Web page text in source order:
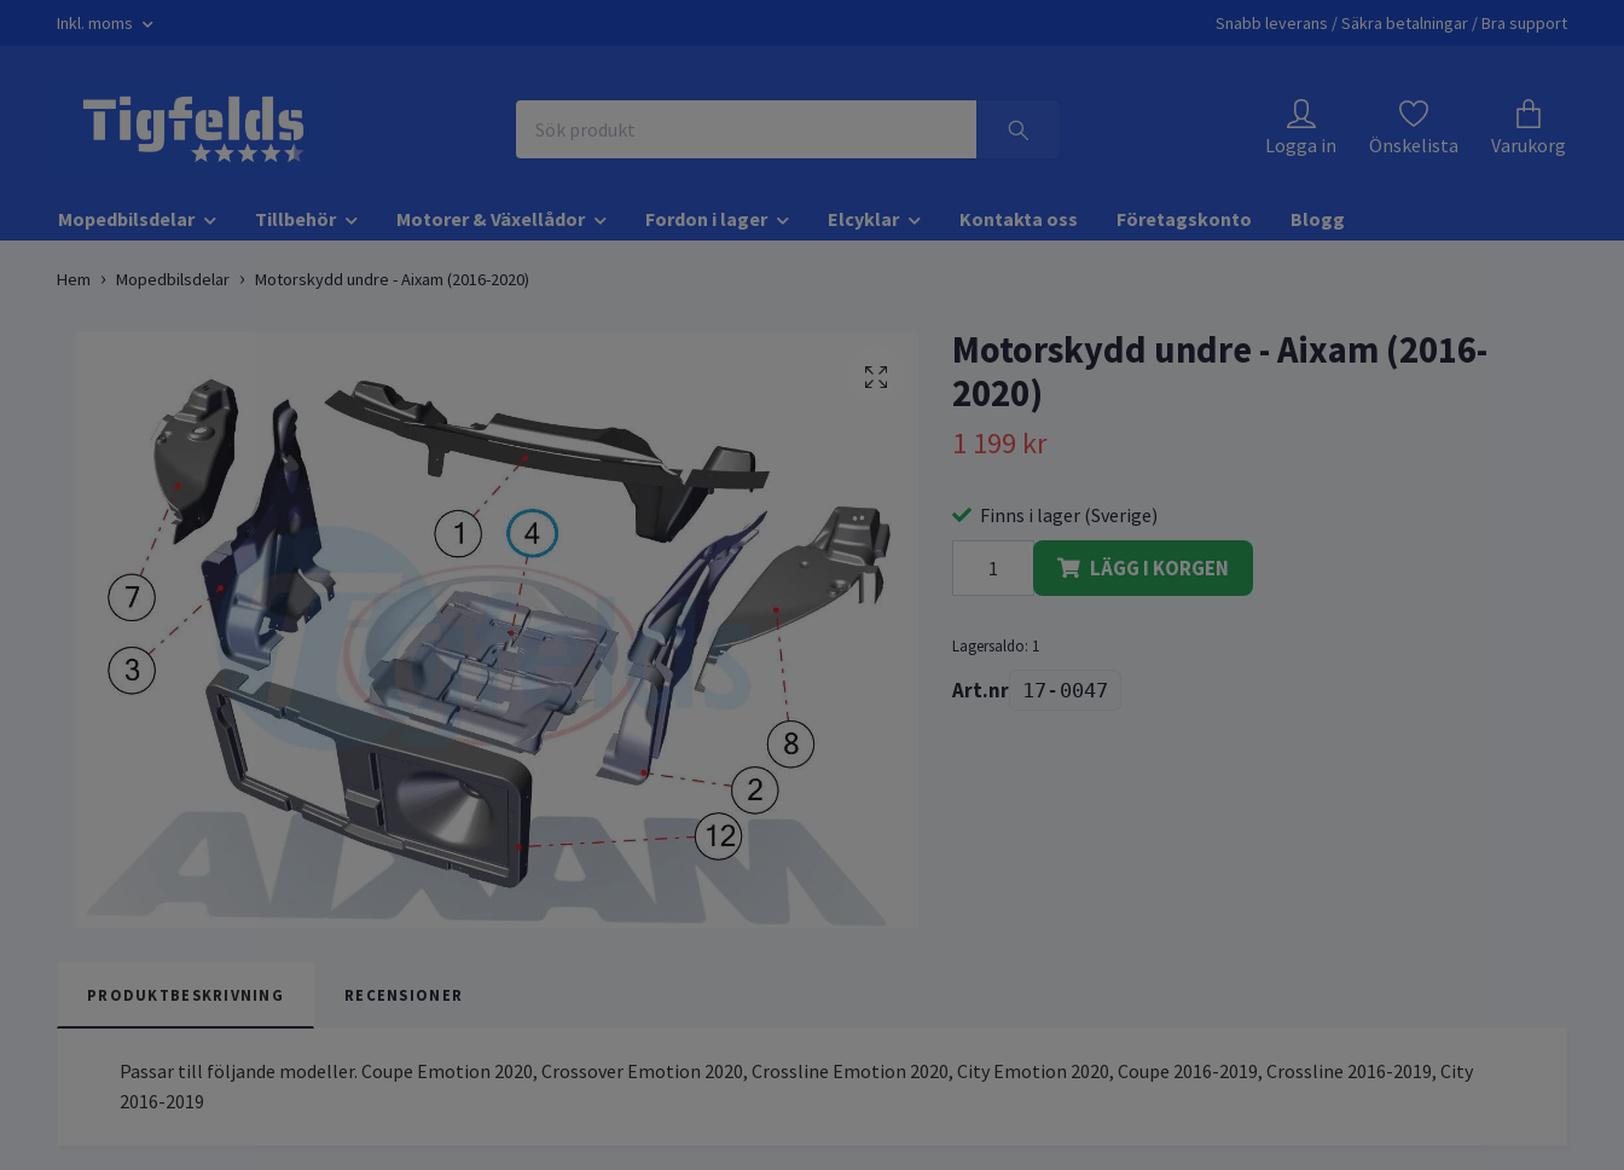
Inkl. moms Snabb leverans / Säkra betalningar / Bra support
Logga in Önskelista Varukorg
Mopedbilsdelar Tillbehör Motorer & Växellådor Fordon i lager Elcyklar Kontakta oss Företagskonto Blogg
Hem Mopedbilsdelar Motorskydd undre - Aixam (2016-2020)
Motorskydd undre - Aixam (2016-
2020)
1 199 kr
Finns i lager (Sverige)
LÄGG I KORGEN
Lagersaldo: 1
17-0047
PRODUKTBESKRIVNING RECENSIONER
Passar till följande modeller. Coupe Emotion 2020, Crossover Emotion 2020, Crossline Emotion 2020, City Emotion 2020, Coupe 2016-2019, Crossline 2016-2019, City
2016-2019